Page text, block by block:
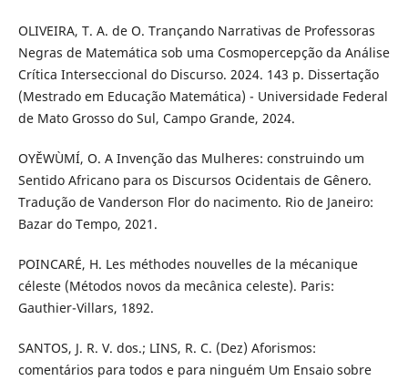
OLIVEIRA, T. A. de O. Trançando Narrativas de Professoras
Negras de Matemática sob uma Cosmopercepção da Análise
Crítica Interseccional do Discurso. 2024. 143 p. Dissertação
(Mestrado em Educação Matemática) - Universidade Federal
de Mato Grosso do Sul, Campo Grande, 2024.
OYĚWÙMÍ, O. A Invenção das Mulheres: construindo um
Sentido Africano para os Discursos Ocidentais de Gênero.
Tradução de Vanderson Flor do nacimento. Rio de Janeiro:
Bazar do Tempo, 2021.
POINCARÉ, H. Les méthodes nouvelles de la mécanique
céleste (Métodos novos da mecânica celeste). Paris:
Gauthier-Villars, 1892.
SANTOS, J. R. V. dos.; LINS, R. C. (Dez) Aforismos:
comentários para todos e para ninguém Um Ensaio sobre